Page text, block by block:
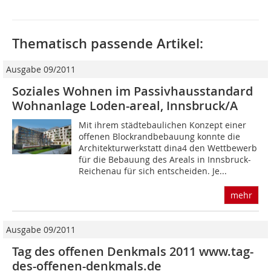
Thematisch passende Artikel:
Ausgabe 09/2011
Soziales Wohnen im Passivhausstandard
Wohnanlage Loden-areal, Innsbruck/A
Mit ihrem städtebaulichen Konzept einer
offenen Blockrandbebauung konnte die
Architekturwerkstatt dina4 den Wettbewerb
für die Bebauung des Areals in Innsbruck-
Reichenau für sich entscheiden. Je...
mehr
Ausgabe 09/2011
Tag des offenen Denkmals 2011 www.tag-
des-offenen-denkmals.de